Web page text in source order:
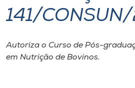
I.nova
Diplomados
141/
Autoriza o Curso de Pós-
em Nutrição de Bovinos.